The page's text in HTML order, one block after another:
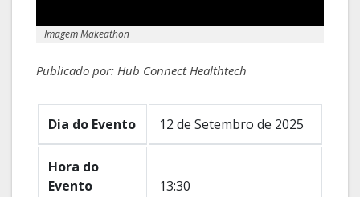
Imagem Makeathon
Publicado por: Hub Connect Healthtech
Dia do Evento 12 de Setembro de 2025
Hora do
Evento
13:30